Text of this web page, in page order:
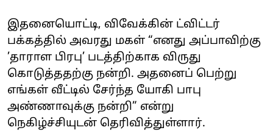
இதனையொட்டி, விவேக்கின் ட்விட்டர்
பக்கத்தில் அவரது மகள் “எனது அப்பாவிற்கு
’தாராள பிரபு’ படத்திற்காக விருது
கொடுத்ததற்கு நன்றி. அதனைப் பெற்று
எங்கள் வீட்டில் சேர்ந்த யோகி பாபு
அண்ணாவுக்கு நன்றி” என்று
நெகிழ்ச்சியுடன் தெரிவித்துள்ளார்.